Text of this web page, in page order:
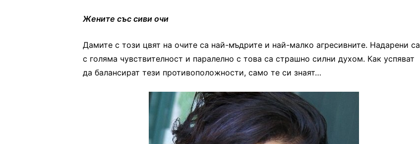
Жените със сиви очи
Дамите с този цвят на очите са най-мъдрите и най-малко агресивните. Надарени са
с голяма чувствителност и паралелно с това са страшно силни духом. Как успяват
да балансират тези противоположности, само те си знаят…